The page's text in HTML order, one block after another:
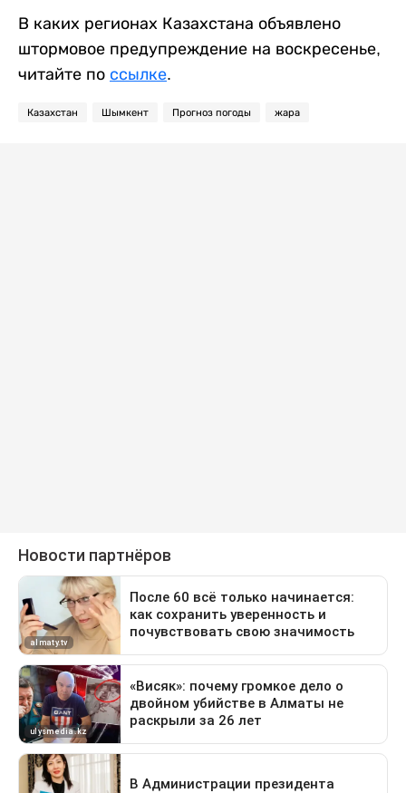
В каких регионах Казахстана объявлено
штормовое предупреждение на воскресенье,
читайте по ссылке.
Казахстан Шымкент Прогноз погоды жара